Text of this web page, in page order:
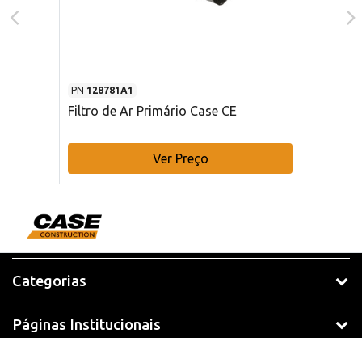
PN 128781A1
Filtro de Ar Primário Case CE
Ver Preço
Categorias
Páginas Institucionais